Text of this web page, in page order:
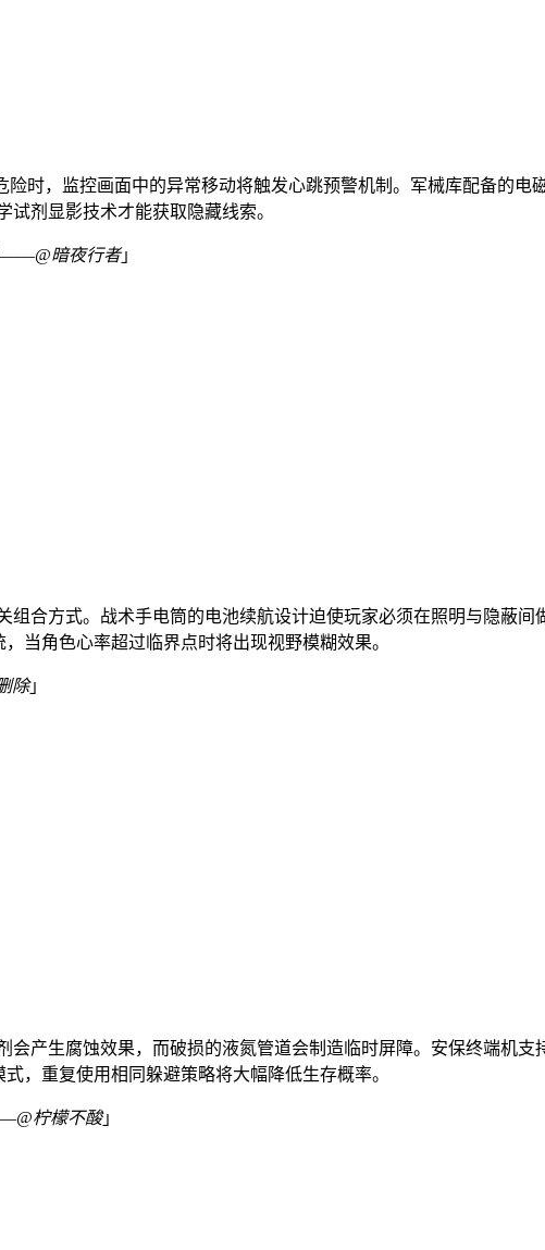
时，监控画面中的异常移动将触发心跳预警机制。军械库配备的电
剂显影技术才能获取隐藏线索。
——@暗夜行者」
合方式。战术手电筒的电池续航设计迫使玩家必须在照明与隐蔽
当角色心率超过临界点时将出现视野模糊效果。
除」
产生腐蚀效果，而破损的液氮管道会制造临时屏障。安保终端机
，重复使用相同躲避策略将大幅降低生存概率。
@柠檬不酸」